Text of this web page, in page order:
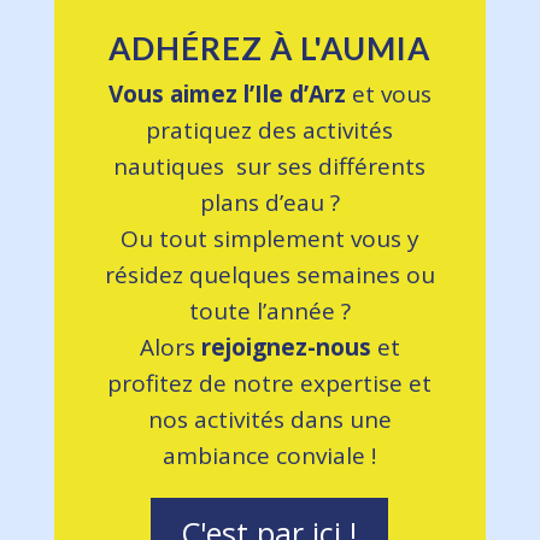
ADHÉREZ À L'AUMIA
Vous aimez l’Ile d’Arz et vous
pratiquez des activités
nautiques sur ses différents
plans d’eau ?
Ou tout simplement vous y
résidez quelques semaines ou
toute l’année ?
Alors rejoignez-nous et
profitez de notre expertise et
nos activités dans une
ambiance conviale !